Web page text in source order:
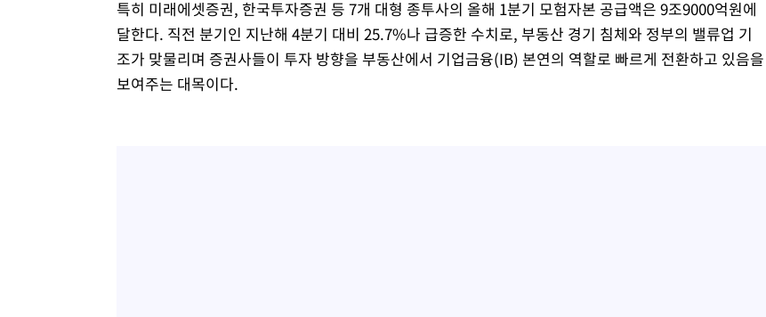
특히 미래에셋증권, 한국투자증권 등 7개 대형 종투사의 올해 1분기 모험자본 공급액은 9조9000억원에
달한다. 직전 분기인 지난해 4분기 대비 25.7%나 급증한 수치로, 부동산 경기 침체와 정부의 밸류업 기
조가 맞물리며 증권사들이 투자 방향을 부동산에서 기업금융(IB) 본연의 역할로 빠르게 전환하고 있음을
보여주는 대목이다.